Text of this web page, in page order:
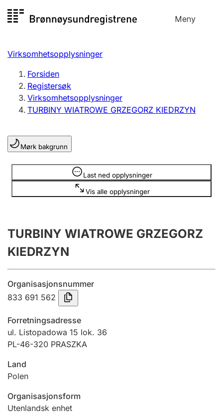
til
Meny
Registersøk
Aksjeselskap
Enkeltpersonforetak
Registrere, endre, slette
Lag og forening
Registrere, endre, slette
Årsregnskap
Innsending og forsinkelsesgebyr
Tinglysing
Jeger
Betaling og jegeravgiftskort
Ektepaktveileder
Virksomhetsopplysninger
Forsiden
Registersøk
Virksomhetsopplysninger
TURBINY WIATROWE GRZEGORZ KIEDRZYN
Mørk bakgrunn
Last ned opplysninger
Vis alle opplysninger
Opplysninger er skjult
TURBINY WIATROWE GRZEGORZ
KIEDRZYN
Organisasjonsnummer
833 691 562
Forretningsadresse
ul. Listopadowa 15 lok. 36
PL-46-320 PRASZKA
Land
Polen
Organisasjonsform
Utenlandsk enhet